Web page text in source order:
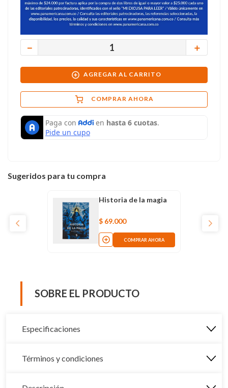
＋
－
AGREGAR AL CARRITO
COMPRAR AHORA
Sugeridos para tu compra
Historia de la magia
$ 69.000
COMPRAR AHORA
SOBRE EL PRODUCTO
Especificaciones
Términos y condiciones